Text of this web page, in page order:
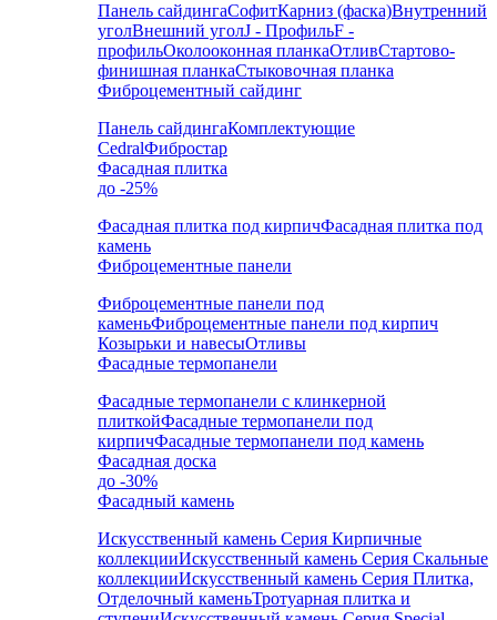
Панель сайдингаСофитКарниз (фаска)Внутренний
уголВнешний уголJ - ПрофильF -
профильОколооконная планкаОтливСтартово-
финишная планкаСтыковочная планка
Фиброцементный сайдинг
Панель сайдингаКомплектующие
CedralФибростар
Фасадная плитка
до -25%
Фасадная плитка под кирпичФасадная плитка под
камень
Фиброцементные панели
Фиброцементные панели под
каменьФиброцементные панели под кирпич
Козырьки и навесыОтливы
Фасадные термопанели
Фасадные термопанели с клинкерной
плиткойФасадные термопанели под
кирпичФасадные термопанели под камень
Фасадная доска
до -30%
Фасадный камень
Искусственный камень Серия Кирпичные
коллекцииИскусственный камень Серия Скальные
коллекцииИскусственный камень Серия Плитка,
Отделочный каменьТротуарная плитка и